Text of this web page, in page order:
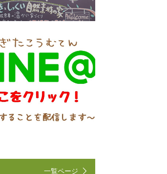
一覧ページ